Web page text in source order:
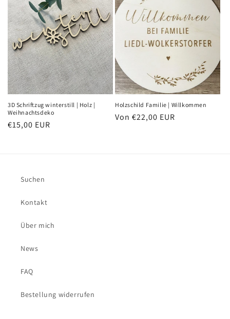
3D Schriftzug winterstill | Holz |
Weihnachtsdeko
Normaler
€15,00 EUR
Holzschild Familie | Willkommen
Normaler
Von €22,00 EUR
Suchen
Kontakt
Über mich
News
FAQ
Bestellung widerrufen